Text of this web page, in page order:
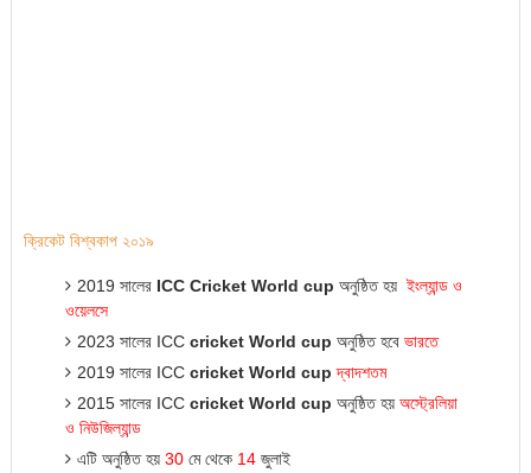
ক্রিকেট বিশ্বকাপ ২০১৯
2019 সালের ICC Cricket World cup অনুষ্ঠিত হয়ইংল্যান্ডও
ওয়েলসে
2023 সালের ICC cricket World cup অনুষ্ঠিত হবে ভারতে
2019 সালের ICC cricket World cup দ্বাদশতম
2015 সালের ICC cricket World cup অনুষ্ঠিত হয় অস্ট্রেলিয়া
ও নিউজিল্যান্ড
এটি অনুষ্ঠিত হয় 30মে থেকে 14জুলাই